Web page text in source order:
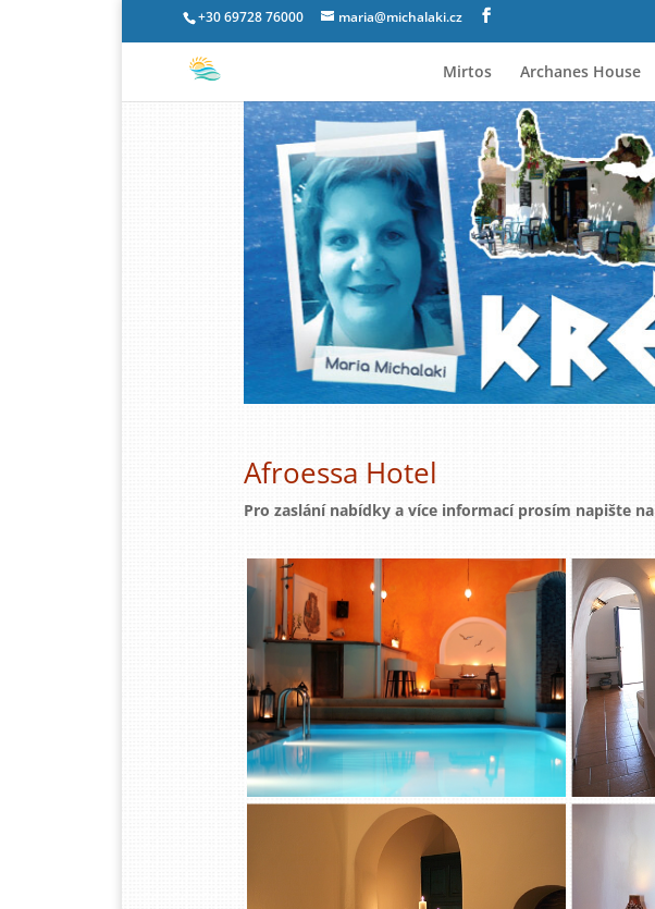
+30 69728 76000 maria@michalaki.cz
Mirtos Archanes House
Afroessa Hotel
Pro zaslání nabídky a více informací prosím napište na